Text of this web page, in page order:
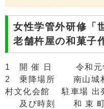
女性学管外研修「
老舗杵屋の和菓子
1 開 催 日 令和元
2 乗降場所 南山城
村文化会館 駐車場 出
及び時刻 和 束 町